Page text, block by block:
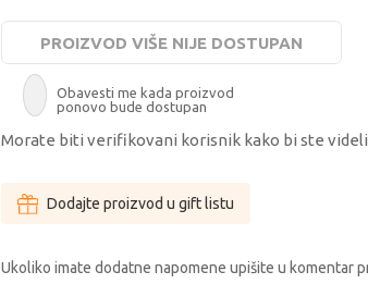
PROIZVOD VIŠE NIJE DOSTUPAN
Obavesti me kada proizvod
ponovo bude dostupan
Morate biti verifikovani korisnik kako bi ste
Dodajte proizvod u gift listu
Ukoliko imate dodatne napomene upišite u komentar